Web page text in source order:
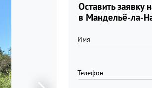
Оставить заявку
в Мандельё-ла-
Имя
Телефон